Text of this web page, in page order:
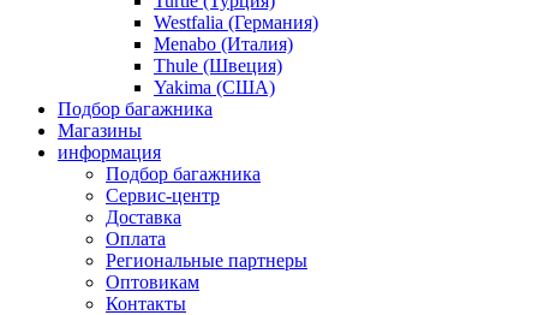
Westfalia (Германия)
Menabo (Италия)
Thule (Швеция)
Yakima (США)
Подбор багажника
Магазины
информация
Подбор багажника
Сервис-центр
Доставка
Оплата
Региональные партнеры
Оптовикам
Контакты